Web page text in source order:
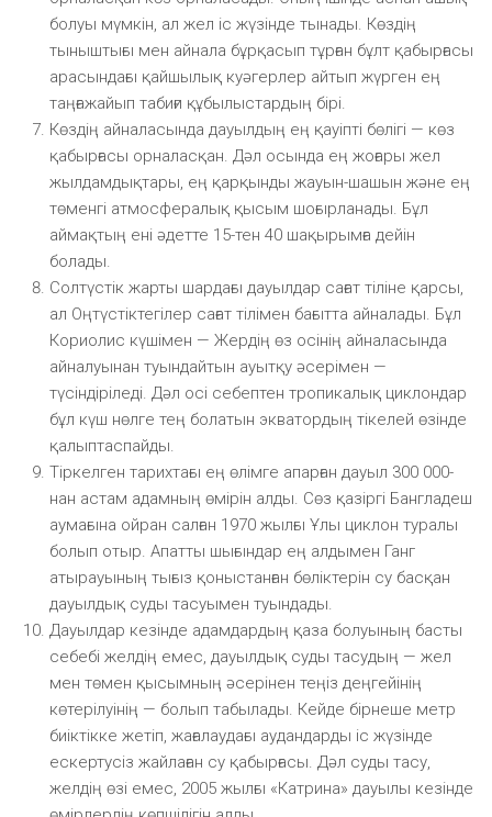
болуы мүмкін, ал жел іс жүзінде тынады. Көздің
тыныштығы мен айнала бұрқасып тұрған бұлт қабырғасы
арасындағы қайшылық куәгерлер айтып жүрген ең
таңғажайып табиғи құбылыстардың бірі.
Көздің айналасында дауылдың ең қауіпті бөлігі — көз
қабырғасы орналасқан. Дәл осында ең жоғары жел
жылдамдықтары, ең қарқынды жауын-шашын және ең
төменгі атмосфералық қысым шоғырланады. Бұл
аймақтың ені әдетте 15-тен 40 шақырымға дейін
болады.
Солтүстік жарты шардағы дауылдар сағат тіліне қарсы,
ал Оңтүстіктегілер сағат тілімен бағытта айналады. Бұл
Кориолис күшімен — Жердің өз осінің айналасында
айналуынан туындайтын ауытқу әсерімен —
түсіндіріледі. Дәл осі себептен тропикалық циклондар
бұл күш нөлге тең болатын экватордың тікелей өзінде
қалыптаспайды.
Тіркелген тарихтағы ең өлімге апарған дауыл 300 000-
нан астам адамның өмірін алды. Сөз қазіргі Бангладеш
аумағына ойран салған 1970 жылғы Ұлы циклон туралы
болып отыр. Апатты шығындар ең алдымен Ганг
атырауының тығыз қоныстанған бөліктерін су басқан
дауылдық суды тасуымен туындады.
Дауылдар кезінде адамдардың қаза болуының басты
себебі желдің емес, дауылдық суды тасудың — жел
мен төмен қысымның әсерінен теңіз деңгейінің
көтерілуінің — болып табылады. Кейде бірнеше метр
биіктікке жетіп, жағалаудағы аудандарды іс жүзінде
ескертусіз жайлаған су қабырғасы. Дәл суды тасу,
желдің өзі емес, 2005 жылғы «Катрина» дауылы кезінде